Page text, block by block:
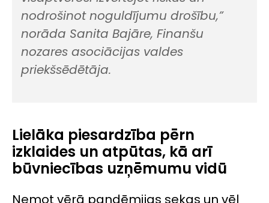
nodrošinot noguldījumu drošību,”
norāda Sanita Bajāre, Finanšu
nozares asociācijas valdes
priekšsēdētāja.
Lielāka piesardzība pērn
izklaides un atpūtas, kā arī
būvniecības uzņēmumu vidū